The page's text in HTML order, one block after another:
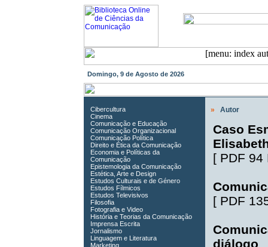
Domingo, 9 de Agosto de 2026
Cibercultura
Cinema
Comunicação e Educação
Comunicação Organizacional
Comunicação Política
Direito e Ética da Comunicação
Economia e Políticas da
Comunicação
Epistemologia da Comunicação
Estética, Arte e Design
Estudos Culturais e de Género
Estudos Fílmicos
Estudos Televisivos
Filosofia
Fotografia e Video
História e Teorias da Comunicação
Imprensa Escrita
Jornalismo
Linguagem e Literatura
Marketing
» Autor
Caso
[ PDF 94
[ PDF
diálogo